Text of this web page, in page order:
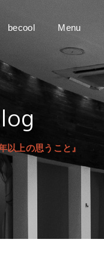
becool Menu
以上の思うこと』